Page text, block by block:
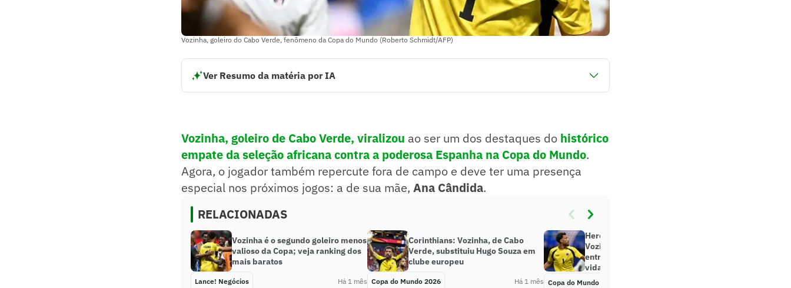
Vozinha, goleiro do Cabo Verde, fenômeno da Copa do Mundo (Roberto Schmidt/AFP)
Ver Resumo da matéria por IA
Vozinha, goleiro de Cabo Verde, viralizou ao ser um dos destaques do histórico
empate da seleção africana contra a poderosa Espanha na Copa do Mundo.
Agora, o jogador também repercute fora de campo e deve ter uma presença
especial nos próximos jogos: a de sua mãe, Ana Cândida.
RELACIONADAS
Vozinha é o segundo goleiro menos
valioso da Copa; veja ranking dos
mais baratos
Lance! Negócios Há 1 mês
Corinthians: Vozinha, de Cabo
Verde, substituiu Hugo Souza em
clube europeu
Copa do Mundo 2026 Há 1 mês
Herói de empate contra a Espanha,
Vozinha se emociona em
entrevista: ‘Sonhei toda minha
vida’
Copa do Mundo 2026